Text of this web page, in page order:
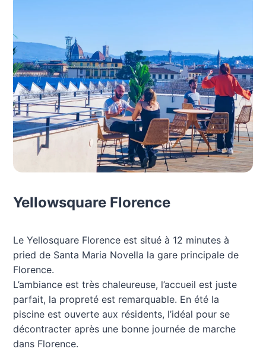
Yellowsquare Florence
Le Yellosquare Florence est situé à 12 minutes à
pried de Santa Maria Novella la gare principale de
Florence.
L’ambiance est très chaleureuse, l’accueil est juste
parfait, la propreté est remarquable. En été la
piscine est ouverte aux résidents, l’idéal pour se
décontracter après une bonne journée de marche
dans Florence.